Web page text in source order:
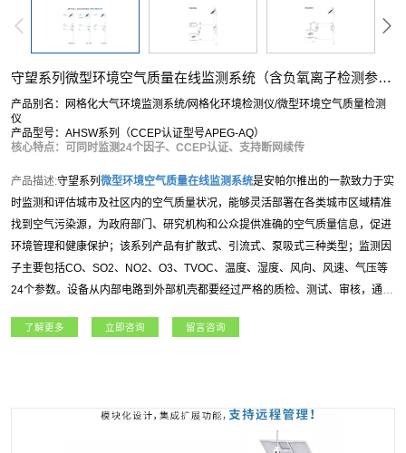
守望系列微型环境空气质量在线监测系统（含负氧离子检测参数）
产品别名：网格化大气环境监测系统/网格化环境检测仪/微型环境空气质量检测
仪
产品型号：AHSW系列（CCEP认证型号APEG-AQ）
核心特点：可同时监测24个因子、CCEP认证、支持断网续传
产品描述:守望系列 微型环境空气质量在线监测系统是安帕尔推出的一款致力于实
时监测和评估城市及社区内的空气质量状况，能够灵活部署在各类城市区域精准
找到空气污染源，为政府部门、研究机构和公众提供准确的空气质量信息，促进
环境管理和健康保护；该系列产品有扩散式、引流式、泵吸式三种类型；监测因
子主要包括CO、SO2、NO2、O3、TVOC、温度、湿度、风向、风速、气压等
24个参数。设备从内部电路到外部机壳都要经过严格的质检、测试、审核，通过
处于国内一流水平。
了解更多 立即咨询 留言咨询